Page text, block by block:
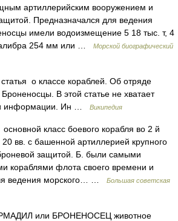
артиллерийским вооружением и
Предназначался для ведения
имели водоизмещение 5 18 тыс. т, 4
254 мм или …
Морской биографический
о классе кораблей. Об отряде
В этой статье не хватает
информации. Ин …
Википедия
класс боевого корабля во 2 й
вв. с башенной артиллерией крупного
защитой. Б. были самыми
кораблями флота своего времени и
ведения морского… …
Большая советская
или БРОНЕНОСЕЦ животное